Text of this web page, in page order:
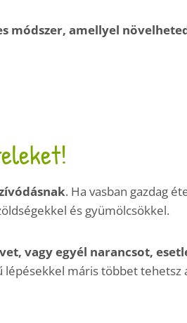
módszer, amellyel
. Ha vasban gazdag
és gyümölcsökkel.
vagy egyél narancsot,
lépésekkel máris többet tehetsz